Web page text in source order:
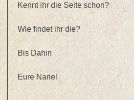
Kennt ihr die Seite schon?
Wie findet ihr die?
Bis Dahin
Eure Nariel